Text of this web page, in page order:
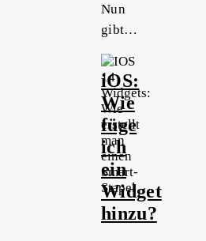
Nun
gibt…
iOS:
Wie
füge
ich
ein
Widget
hinzu?